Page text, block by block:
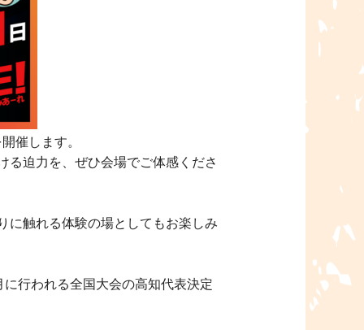
催します。
る迫力を、ぜひ会場でご体感くださ
に触れる体験の場としてもお楽しみ
行われる全国大会の高知代表決定